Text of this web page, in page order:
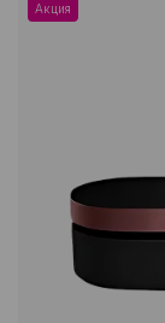
Акция